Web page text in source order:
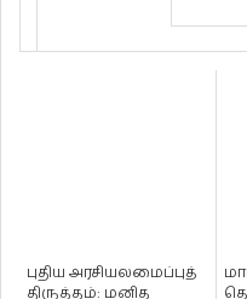
புதிய அரசியலமைப்புத்
திருத்தம்: மனித